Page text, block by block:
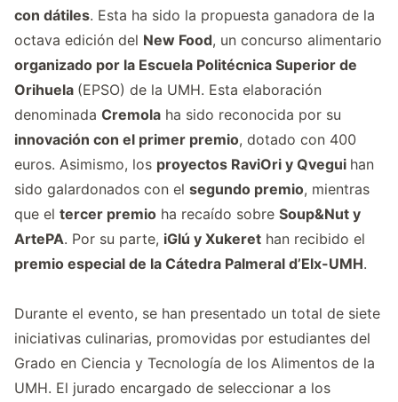
con dátiles. Esta ha sido la propuesta ganadora de la
octava edición del New Food, un concurso alimentario
organizado por la Escuela Politécnica Superior de
Orihuela (EPSO) de la UMH. Esta elaboración
denominada Cremola ha sido reconocida por su
innovación con el primer premio, dotado con 400
euros. Asimismo, los proyectos RaviOri y Qvegui han
sido galardonados con el segundo premio, mientras
que el tercer premio ha recaído sobre Soup&Nut y
ArtePA. Por su parte, iGlú y Xukeret han recibido el
premio especial de la Cátedra Palmeral d’Elx-UMH.
Durante el evento, se han presentado un total de siete
iniciativas culinarias, promovidas por estudiantes del
Grado en Ciencia y Tecnología de los Alimentos de la
UMH. El jurado encargado de seleccionar a los